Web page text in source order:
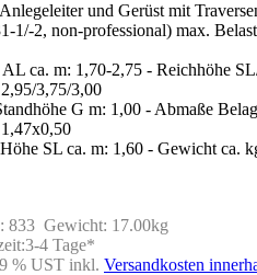
und Gerüst mit
1/-2, non-professional) max.
AL ca. m: 1,70-2,75 - Reichhöhe
3,75/3,00
G m: 1,00 - Abmaße
SL ca. m: 1,60 - Gewicht ca.
833 Gewicht: 17.00kg
4 Tage*
% UST inkl. Versandkosten